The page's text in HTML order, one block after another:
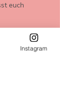
euch
Instagram